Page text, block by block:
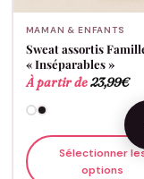
MAMAN & ENFANTS
Sweat assortis
« Inséparables »
À partir de23,99€
Sélectionner
options